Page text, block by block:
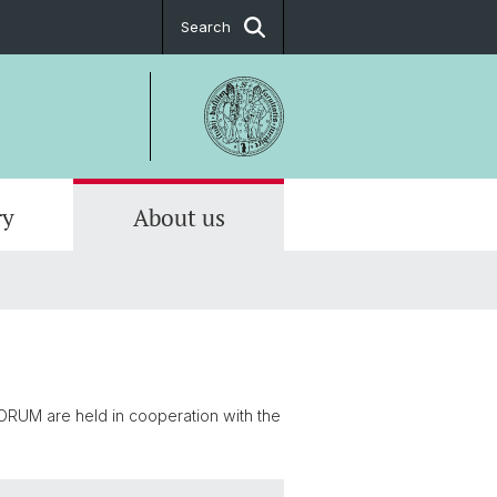
Search
About us
are held in cooperation with the